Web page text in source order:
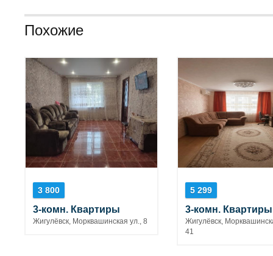
Похожие
3 800
3-комн. Квартиры
Жигулёвск, Морквашинская ул., 8
5 299
3-комн. Квартиры
Жигулёвск,
41